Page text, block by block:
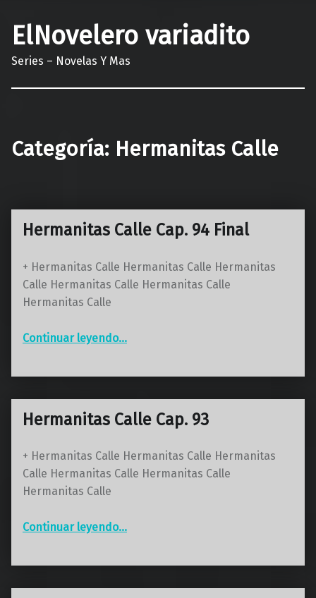
ElNovelero variadito
Series – Novelas Y Mas
Categoría: Hermanitas Calle
Hermanitas Calle Cap. 94 Final
+ Hermanitas Calle Hermanitas Calle Hermanitas
Calle Hermanitas Calle Hermanitas Calle
Hermanitas Calle
Continuar leyendo…
Hermanitas Calle Cap. 93
+ Hermanitas Calle Hermanitas Calle Hermanitas
Calle Hermanitas Calle Hermanitas Calle
Hermanitas Calle
Continuar leyendo…